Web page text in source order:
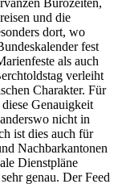
Bürozeiten,
und die
dort, wo
fest
als auch
verleiht
Charakter. Für
Genauigkeit
nicht in
ist dies auch für
Nachbarkantonen
Dienstpläne
genau. Der Feed